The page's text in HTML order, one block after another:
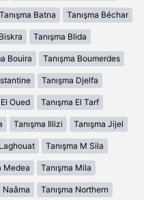
Tanışma Batna Tanışma Béchar
Tanışma Blida
Bouira Tanışma Boumerdes
Tanışma Djelfa
Oued Tanışma El Tarf
Tanışma Illizi Tanışma Jijel
Tanışma M Sila
Medea Tanışma Mila
Naâma Tanışma Northern